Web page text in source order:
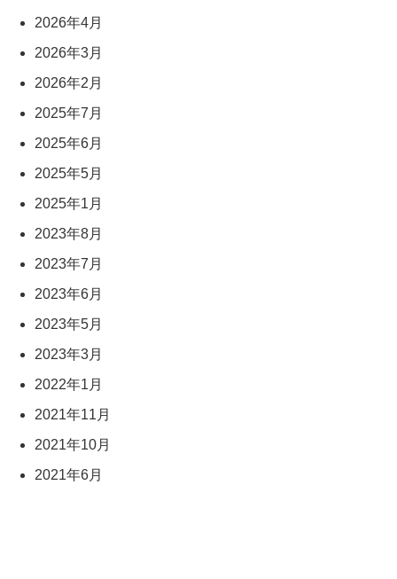
2026年4月
2026年3月
2026年2月
2025年7月
2025年6月
2025年5月
2025年1月
2023年8月
2023年7月
2023年6月
2023年5月
2023年3月
2022年1月
2021年11月
2021年10月
2021年6月